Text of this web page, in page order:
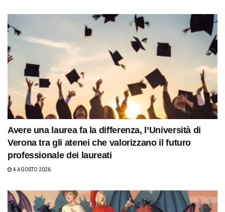
Avere una laurea fa la differenza, l’Università di
Verona tra gli atenei che valorizzano il futuro
professionale dei laureati
4 AGOSTO 2026